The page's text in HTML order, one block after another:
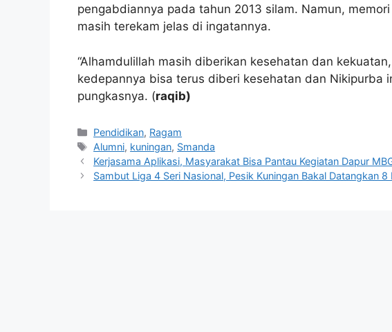
pengabdiannya pada tahun 2013 silam. Namun,
masih terekam jelas di ingatannya.
“Alhamdulillah masih diberikan kesehatan dan
kedepannya bisa terus diberi kesehatan dan Nikipurba
pungkasnya. (raqib)
Kategori
Pendidikan, Ragam
Tag
Alumni, kuningan, Smanda
Kerjasama Aplikasi, Masyarakat Bisa Pantau Kegiatan Dapur
Sambut Liga 4 Seri Nasional, Pesik Kuningan Bakal Datangkan 8